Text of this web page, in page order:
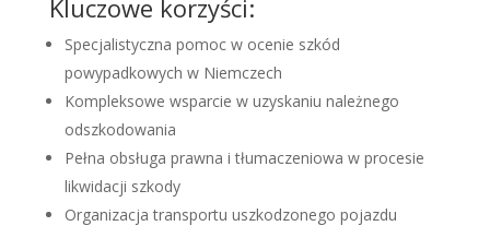
Kluczowe korzyści:
Specjalistyczna pomoc w ocenie szkód
powypadkowych w Niemczech
Kompleksowe wsparcie w uzyskaniu należnego
odszkodowania
Pełna obsługa prawna i tłumaczeniowa w procesie
likwidacji szkody
Organizacja transportu uszkodzonego pojazdu